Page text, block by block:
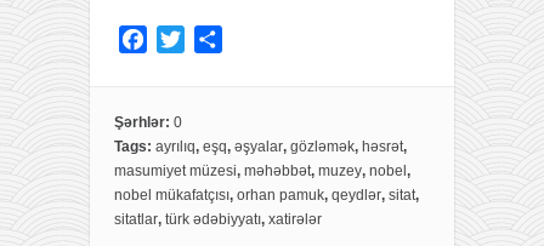
e
b
o
o
t
e
r
e
Şərhlər: 0
Tags: ayrılıq, eşq, əşyalar, gözləmək, həsrət,
masumiyet müzesi, məhəbbət, muzey, nobel ,
nobel mükafatçısı, orhan pamuk, qeydlər, sitat,
sitatlar, türk ədəbiyyatı, xatirələr